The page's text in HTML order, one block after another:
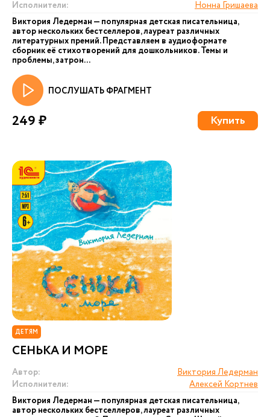
Исполнители:
Нонна Гришаева
Виктория Ледерман — популярная детская писательница,
автор нескольких бестселлеров, лауреат различных
литературных премий. Представляем в аудиоформате
сборник её стихотворений для дошкольников. Темы и
проблемы, затрон...
ПОСЛУШАТЬ ФРАГМЕНТ
249 ₽ Купить
ДЕТЯМ
СЕНЬКА И МОРЕ
Автор:
Виктория Ледерман
Исполнители:
Алексей Кортнев
Виктория Ледерман — популярная детская писательница,
автор нескольких бестселлеров, лауреат различных